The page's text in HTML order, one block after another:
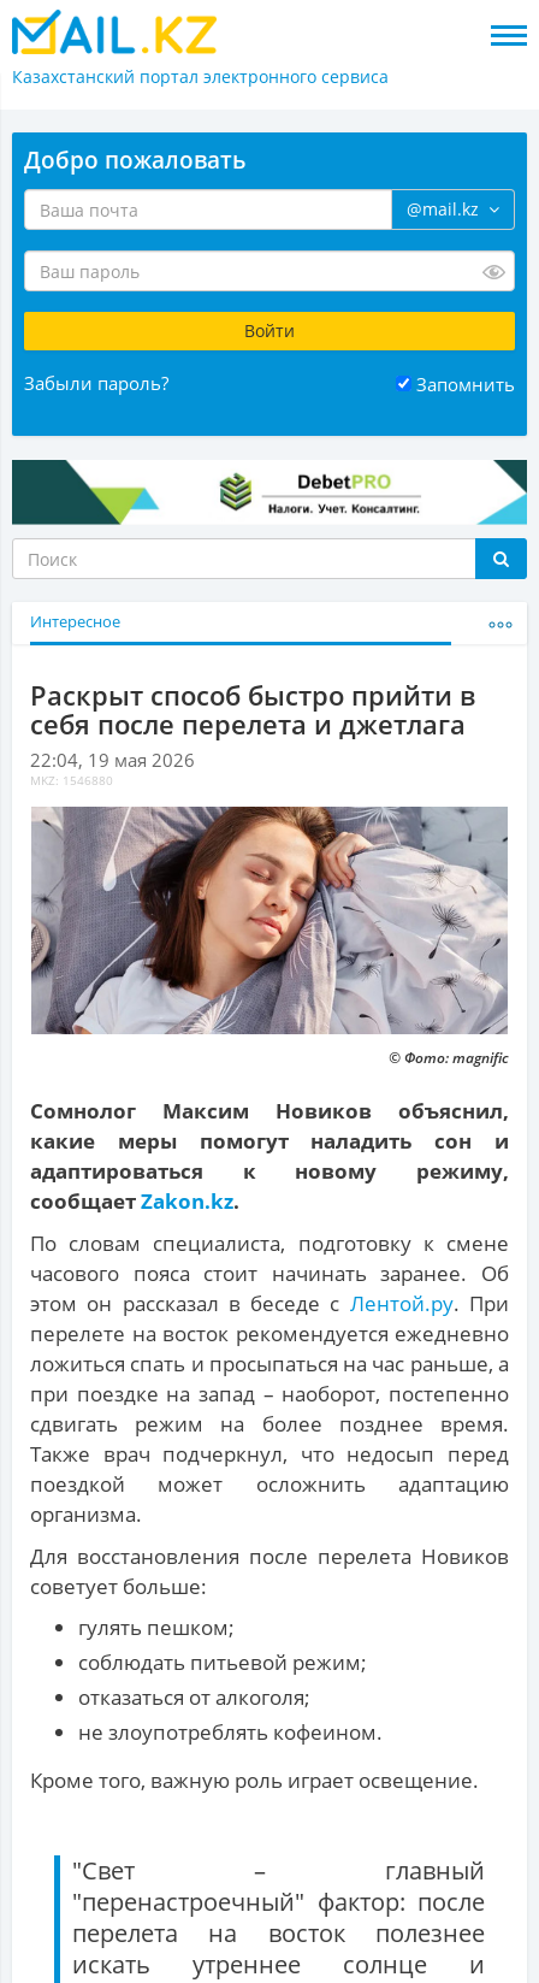
Казахстанский портал электронного сервиса
Добро пожаловать
@mail.kz
Забыли пароль? Запомнить
Интересное
Раскрыт способ быстро прийти в
себя после перелета и джетлага
22:04, 19 мая 2026
MKZ: 1546880
© Фото: magnific
Сомнолог Максим Новиков объяснил,
какие меры помогут наладить сон и
адаптироваться к новому режиму,
сообщаетZakon.kz.
По словам специалиста, подготовку к смене
часового пояса стоит начинать заранее. Об
этом он рассказал в беседе с Лентой.ру. При
перелете на восток рекомендуется ежедневно
ложиться спать и просыпаться на час раньше, а
при поездке на запад – наоборот, постепенно
сдвигать режим на более позднее время.
Также врач подчеркнул, что недосып перед
поездкой может осложнить адаптацию
организма.
Для восстановления после перелета Новиков
советует больше:
гулять пешком;
соблюдать питьевой режим;
отказаться от алкоголя;
не злоупотреблять кофеином.
Кроме того, важную роль играет освещение.
"Свет – главный
"перенастроечный" фактор: после
перелета на восток полезнее
искать утреннее солнце и